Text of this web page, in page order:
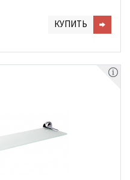
КУПИТЬ